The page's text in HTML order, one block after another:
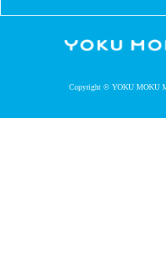
Copyright © YOKU MOKU